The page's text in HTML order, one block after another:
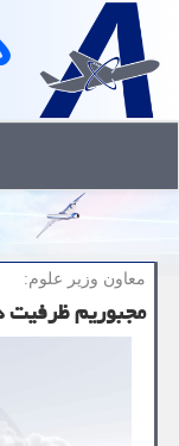
معاون وزیر علوم:
مجبوریم